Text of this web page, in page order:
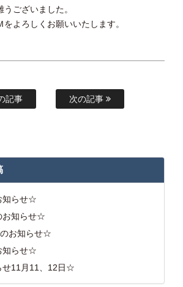
ございました。
よろしくお願いいたします。
記事 次の記事
知らせ☆
お知らせ☆
お知らせ☆
知らせ☆
11月11、12日☆